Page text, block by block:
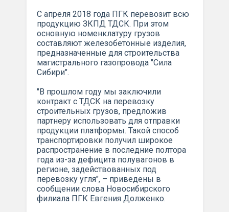
С апреля 2018 года ПГК перевозит всю
продукцию ЗКПД ТДСК. При этом
основную номенклатуру грузов
составляют железобетонные изделия,
предназначенные для строительства
магистрального газопровода "Сила
Сибири".
"В прошлом году мы заключили
контракт с ТДСК на перевозку
строительных грузов, предложив
партнеру использовать для отправки
продукции платформы. Такой способ
транспортировки получил широкое
распространение в последние полтора
года из-за дефицита полувагонов в
регионе, задействованных под
перевозку угля", – приведены в
сообщении слова Новосибирского
филиала ПГК Евгения Долженко.